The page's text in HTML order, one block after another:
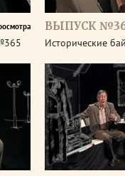
ВЫПУСК
Исторические